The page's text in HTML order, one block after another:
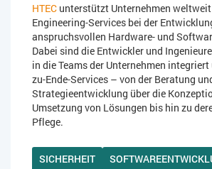
HTEC unterstützt Unternehmen
Engineering-Services bei der
anspruchsvollen Hardware- und
Dabei sind die Entwickler und
in die Teams der Unternehmen
zu-Ende-Services – von der Beratung
Strategieentwicklung über die
Umsetzung von Lösungen bis hin zu
Pflege.
SICHERHEIT